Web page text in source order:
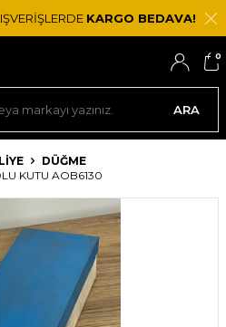
KARGO BEDAVA!
ARA
0
DÜĞME
KUTU AOB6130